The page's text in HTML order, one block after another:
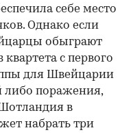
себе место
Однако если
обыграют
с первого
для Швейцарии
либо поражения,
в
набрать три